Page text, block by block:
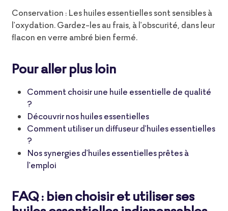
Conservation : Les huiles essentielles sont sensibles à
l'oxydation. Gardez-les au frais, à l'obscurité, dans leur
flacon en verre ambré bien fermé.
Pour aller plus loin
Comment choisir une huile essentielle de qualité
?
Découvrir nos huiles essentielles
Comment utiliser un diffuseur d'huiles essentielles
?
Nos synergies d'huiles essentielles prêtes à
l'emploi
FAQ : bien choisir et utiliser ses